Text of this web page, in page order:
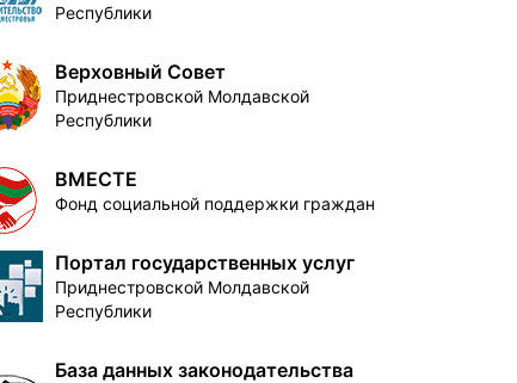
Республики
Верховный Совет
Приднестровской Молдавской
Республики
ВМЕСТЕ
Фонд социальной поддержки граждан
Портал государственных услуг
Приднестровской Молдавской
Республики
База данных законодательства